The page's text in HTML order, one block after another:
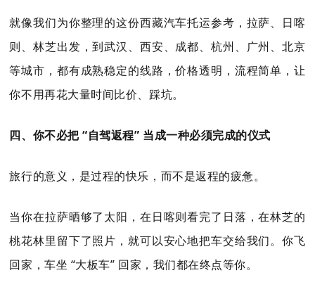
就像我们为你整理的这份西藏汽车托运参考，拉萨、日喀
则、林芝出发，到武汉、西安、成都、杭州、广州、北京
等城市，都有成熟稳定的线路，价格透明，流程简单，让
你不用再花大量时间比价、踩坑。
四、你不必把 “自驾返程” 当成一种必须完成的仪式
旅行的意义，是过程的快乐，而不是返程的疲惫。
当你在拉萨晒够了太阳，在日喀则看完了日落，在林芝的
桃花林里留下了照片，就可以安心地把车交给我们。你飞
回家，车坐 “大板车” 回家，我们都在终点等你。